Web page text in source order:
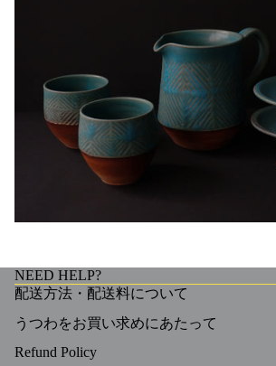
NEED HELP?
配送方法・配送料について
うつわをお買い求めにあたって
Refund Policy